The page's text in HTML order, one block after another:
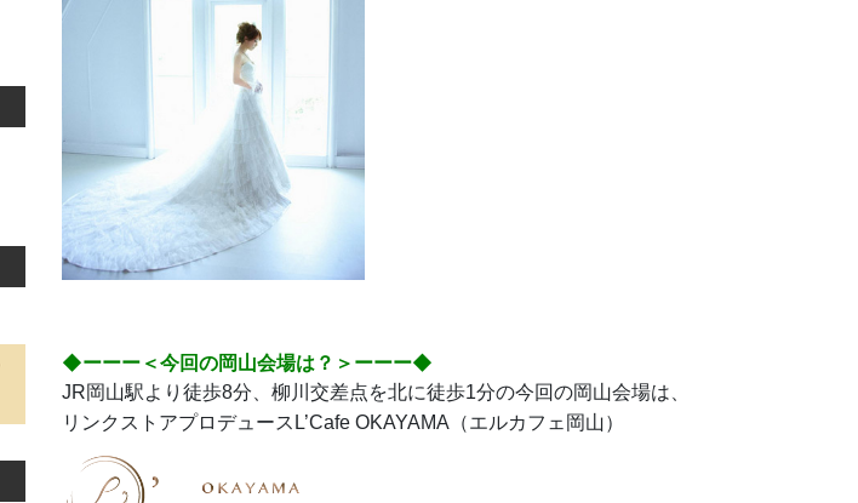
◆ーーー＜今回の岡山会場は？＞ーーー◆
JR岡山駅より徒歩8分、柳川交差点を北に徒歩1分の今回の岡山会場は、
リンクストアプロデュースL’Cafe OKAYAMA（エルカフェ岡山）